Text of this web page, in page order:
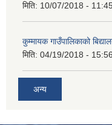
मिति: 10/07/2018 -
कुम्मायक गाउँपालिकाको
मिति: 04/19/2018 - 15:56
अन्य